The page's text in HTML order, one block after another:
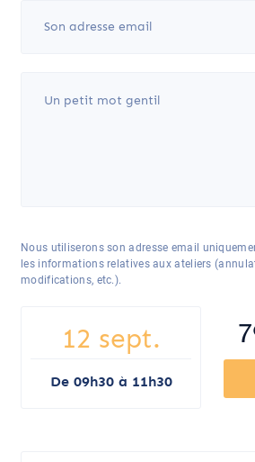
Nous utiliserons son adresse email
les informations relatives aux ateliers
modifications, etc.).
12 sept.
De 09h30 à 11h30